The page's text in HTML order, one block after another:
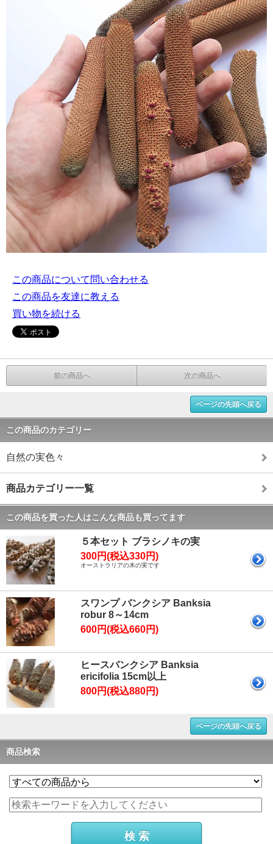
この商品について問い合わせる
この商品を友達に教える
買い物を続ける
前の商品へ 次の商品へ
ページの先頭へ戻る
この商品のカテゴリー
自然の実色々
商品カテゴリー一覧
この商品を買った人はこんな商品も買ってます
５本セット ブラシノキの実
300円(税込330円)
オーストラリアの木の実です
スワンプ バンクシア Banksia
robur 8～14cm
600円(税込660円)
ヒースバンクシア Banksia
ericifolia 15cm以上
800円(税込880円)
ページの先頭へ戻る
商品検索